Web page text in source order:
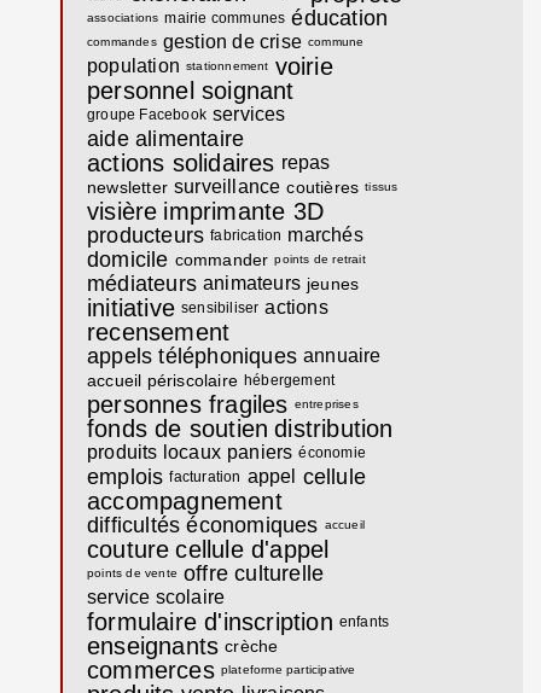
associations mairie communes éducation
commandes gestion de crise commune
population stationnement voirie
personnel soignant
groupe Facebook services
aide alimentaire
actions solidaires repas
newsletter surveillance coutières tissus
visière imprimante 3D
producteurs fabrication marchés
domicile commander points de retrait
médiateurs animateurs jeunes
initiative sensibiliser actions
recensement
appels téléphoniques annuaire
accueil périscolaire hébergement
personnes fragiles entreprises
fonds de soutien distribution
produits locaux paniers économie
emplois facturation appel cellule
accompagnement
difficultés économiques accueil
couture cellule d'appel
points de vente offre culturelle
service scolaire
formulaire d'inscription enfants
enseignants crèche
commerces plateforme participative